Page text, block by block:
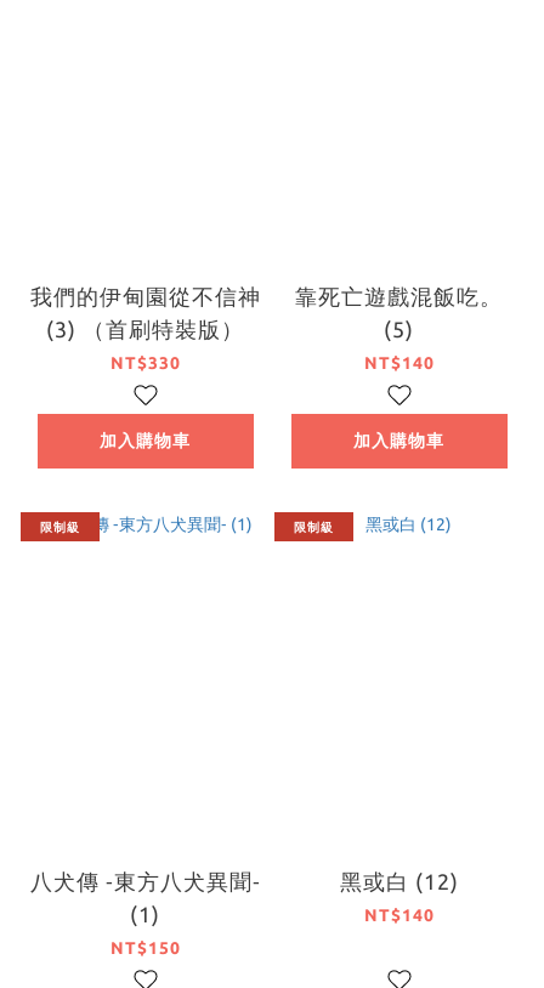
我們的伊甸園從不信神
(3) （首刷特裝版）
NT$330
加入購物車
靠死亡遊戲混飯吃。
(5)
NT$140
加入購物車
限制級
八犬傳 ‐東方八犬異聞‐
(1)
NT$150
限制級
黑或白 (12)
NT$140